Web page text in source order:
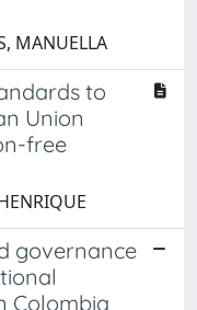
MANUELLA
to
Union
free
governance
Colombia